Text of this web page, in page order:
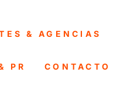
& AGENCIAS
PR CONTACTO